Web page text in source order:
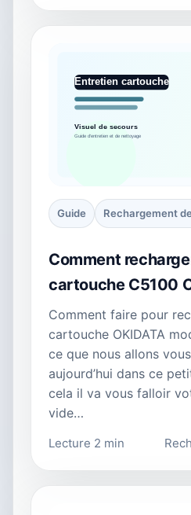
Guide Rechargement
Comment
cartouche C5100
Comment faire pour
cartouche OKIDATA
ce que nous allons
aujourd’hui dans ce
cela il va vous falloir
vide…
Lecture 2 min